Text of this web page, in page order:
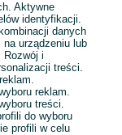
Aktywne
identyfikacji.
danych
na urządzeniu lub
Rozwój i
treści.
reklam.
treści.
do wyboru
profili w celu